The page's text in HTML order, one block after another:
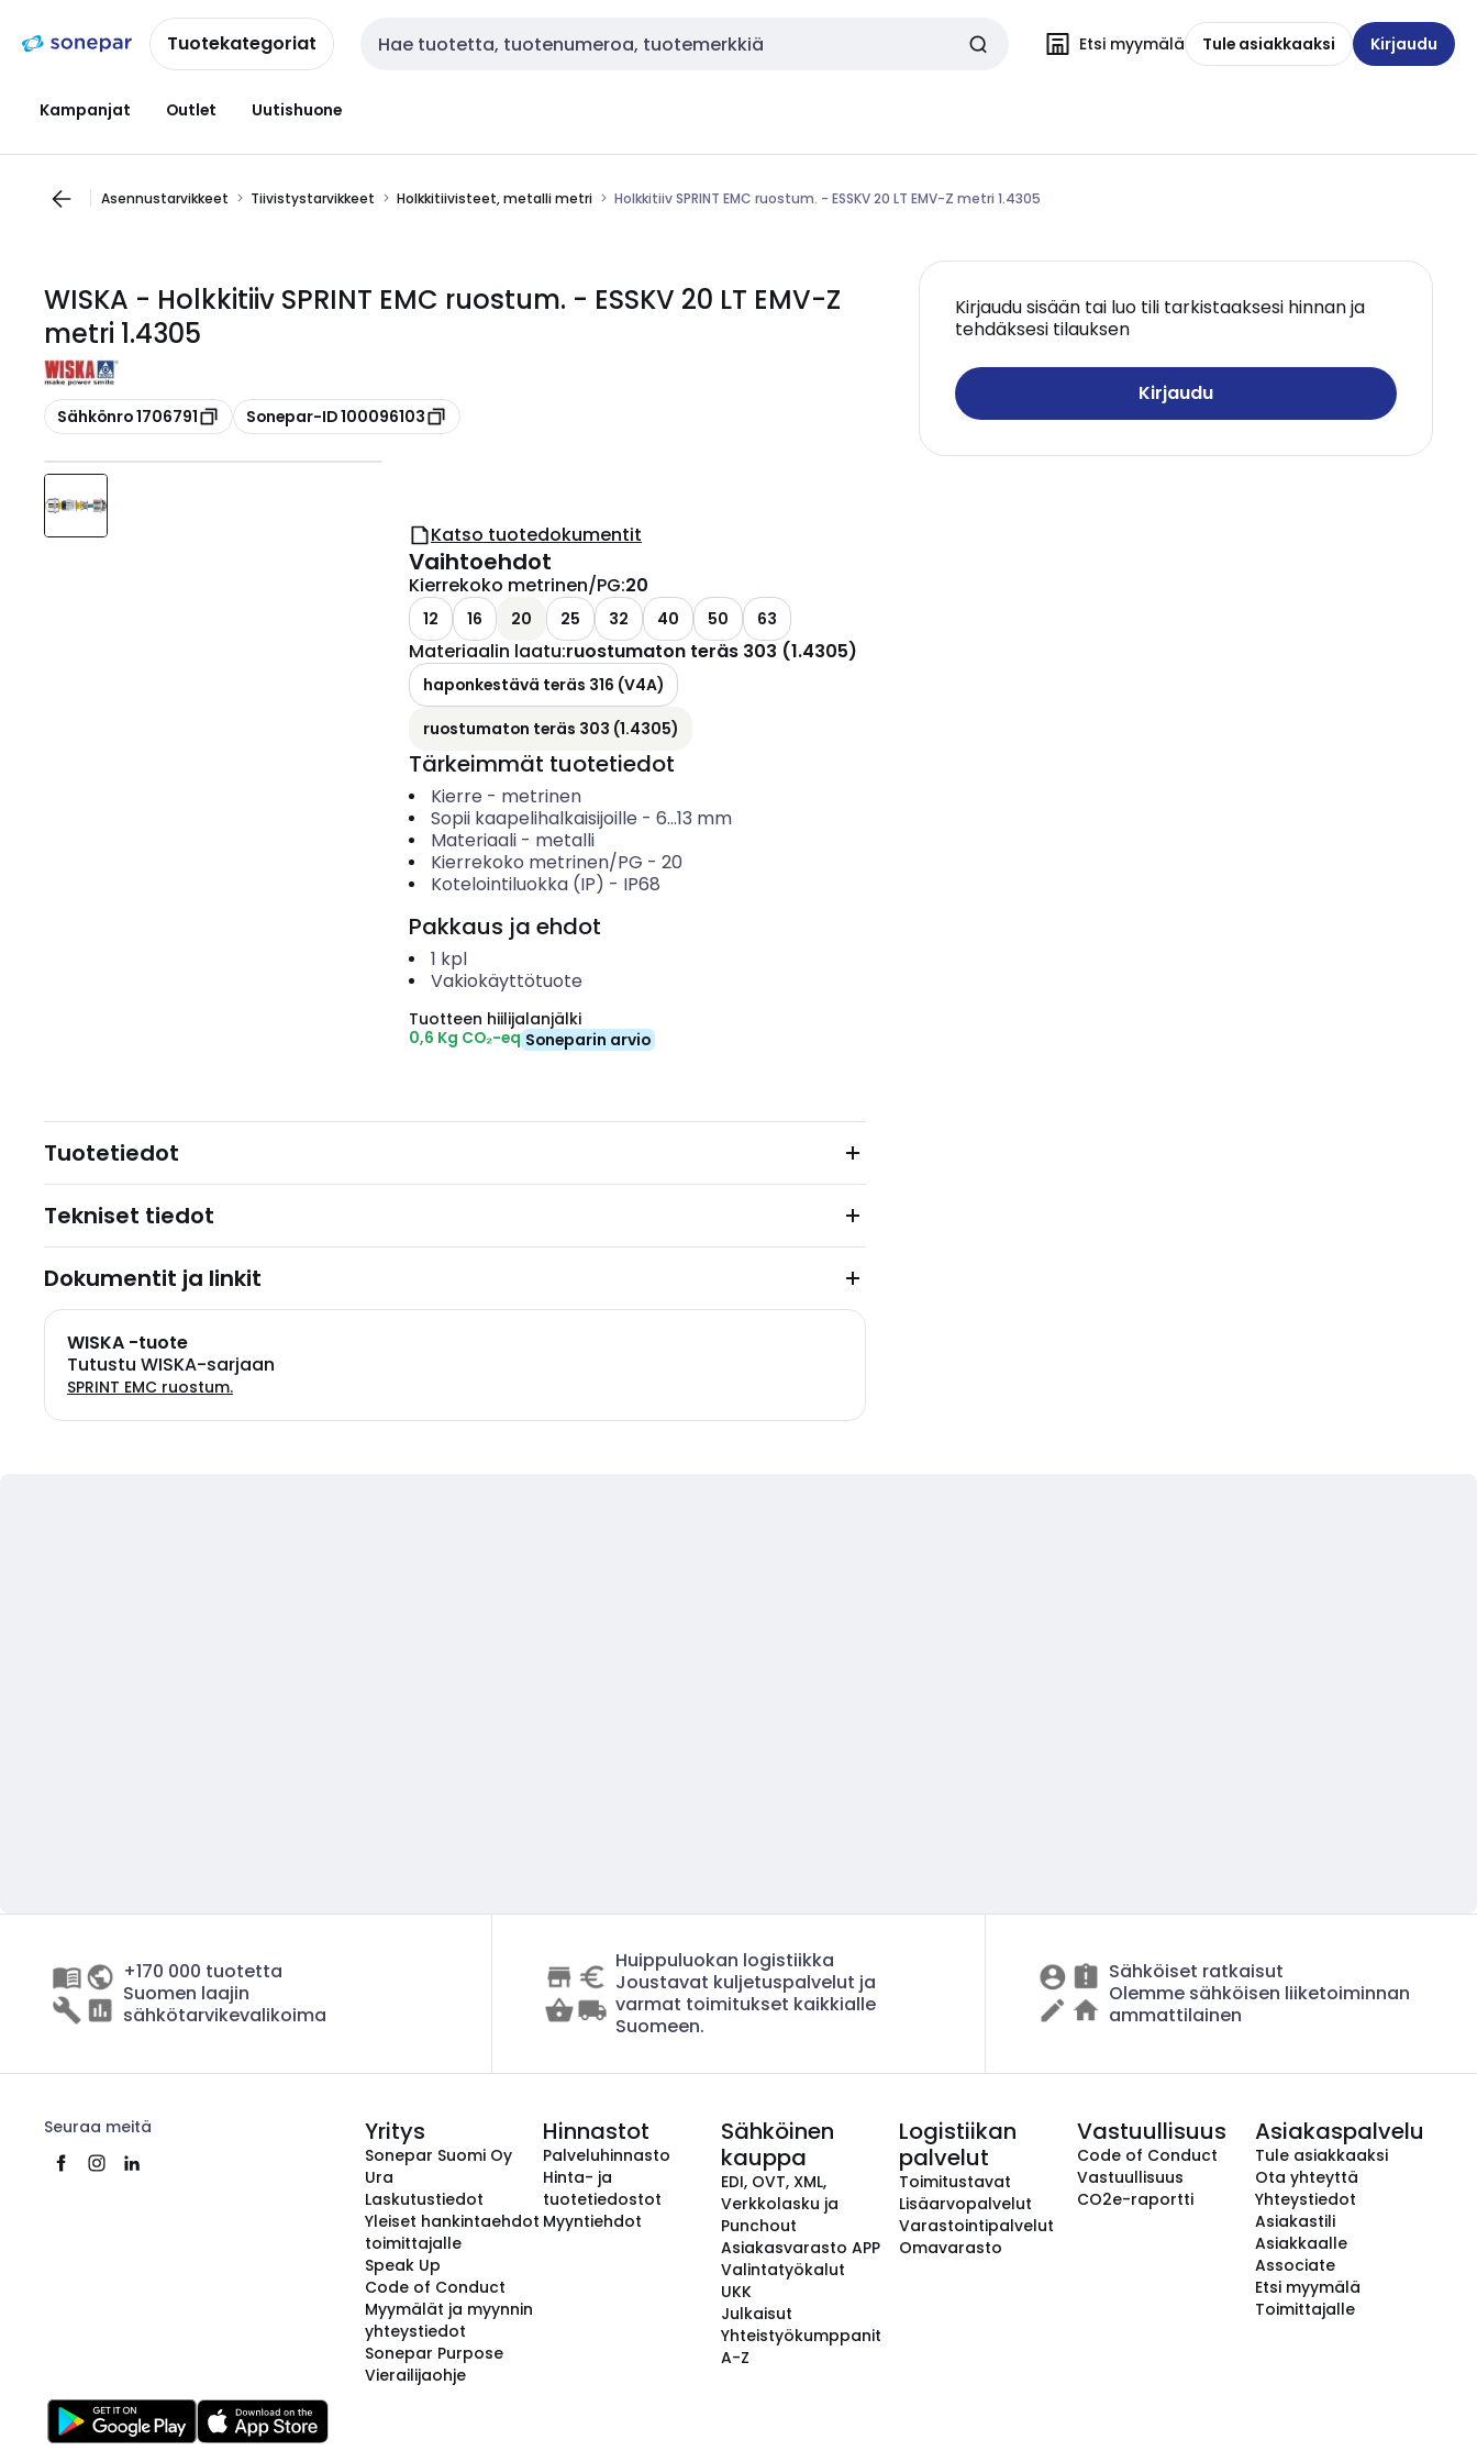
navigointiinsisältöönTuotekategoriat Haku Etsi myymälä Tule asiakkaaksi Kirjaudu
Kampanjat Outlet Uutishuone
Asennustarvikkeet Tiivistystarvikkeet Holkkitiivisteet, metalli metri Holkkitiiv SPRINT EMC ruostum. - ESSKV 20 LT EMV-Z metri 1.4305
WISKA - Holkkitiiv SPRINT EMC ruostum. - ESSKV 20 LT EMV-Z
metri 1.4305
Kopioi
Sähkönro 1706791 Kopioi
Sonepar-ID 100096103
Kirjaudu sisään tai luo tili tarkistaaksesi hinnan ja
tehdäksesi tilauksen
Kirjaudu
Katso tuotedokumentit
Vaihtoehdot
Kierrekoko metrinen/PG:20
12 16 20 25 32 40 50 63
Materiaalin laatu:ruostumaton teräs 303 (1.4305)
haponkestävä teräs 316 (V4A)
ruostumaton teräs 303 (1.4305)
Tärkeimmät tuotetiedot
Kierre - metrinen
Sopii kaapelihalkaisijoille - 6...13 mm
Materiaali- metalli
Kierrekoko metrinen/PG - 20
Kotelointiluokka (IP) - IP68
Pakkaus ja ehdot
1 kpl
Vakiokäyttötuote
Tuotteen hiilijalanjälki
0,6 Kg CO₂-eq Soneparin arvio
Tuotetiedot
Tekniset tiedot
Dokumentit ja linkit
WISKA -tuote
Tutustu WISKA-sarjaan
SPRINT EMC ruostum.
+170 000 tuotetta
Suomen laajin
sähkötarvikevalikoima
Huippuluokan logistiikka
Joustavat kuljetuspalvelut ja
varmat toimitukset kaikkialle
Suomeen.
Sähköiset ratkaisut
Olemme sähköisen liiketoiminnan
ammattilainen
Seuraa meitä Yritys
Sonepar Suomi Oy
Ura
Laskutustiedot
Yleiset hankintaehdot
toimittajalle
Speak Up
Code of Conduct
Myymälät ja myynnin
yhteystiedot
Sonepar Purpose
Vierailijaohje
Hinnastot
Palveluhinnasto
Hinta- ja
tuotetiedostot
Myyntiehdot
Sähköinen
kauppa
EDI, OVT, XML,
Verkkolasku ja
Punchout
Asiakasvarasto APP
Valintatyökalut
UKK
Julkaisut
Yhteistyökumppanit
A-Z
Logistiikan
palvelut
Toimitustavat
Lisäarvopalvelut
Varastointipalvelut
Omavarasto
Vastuullisuus
Code of Conduct
Vastuullisuus
CO2e-raportti
Asiakaspalvelu
Tule asiakkaaksi
Ota yhteyttä
Yhteystiedot
Asiakastili
Asiakkaalle
Associate
Etsi myymälä
Toimittajalle